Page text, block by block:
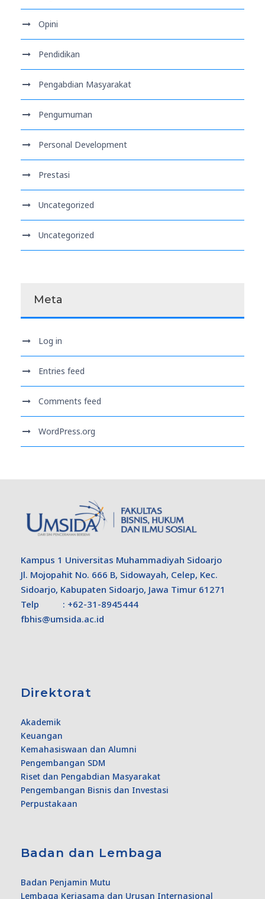
Opini
Pendidikan
Pengabdian Masyarakat
Pengumuman
Personal Development
Prestasi
Uncategorized
Uncategorized
Meta
Log in
Entries feed
Comments feed
WordPress.org
Kampus 1 Universitas Muhammadiyah Sidoarjo
Jl. Mojopahit No. 666 B, Sidowayah, Celep, Kec.
Sidoarjo, Kabupaten Sidoarjo, Jawa Timur 61271
Telp : +62-31-8945444
fbhis@umsida.ac.id
Direktorat
Akademik
Keuangan
Kemahasiswaan dan Alumni
Pengembangan SDM
Riset dan Pengabdian Masyarakat
Pengembangan Bisnis dan Investasi
Perpustakaan
Badan dan Lembaga
Badan Penjamin Mutu
Lembaga Kerjasama dan Urusan Internasional